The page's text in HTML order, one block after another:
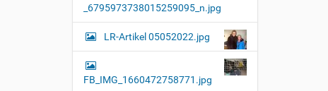
_6795973738015259095_n.jpg
LR-Artikel 05052022.jpg
FB_IMG_1660472758771.jpg